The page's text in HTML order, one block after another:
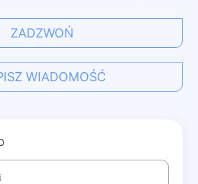
ZADZWOŃ
WIADOMOŚĆ